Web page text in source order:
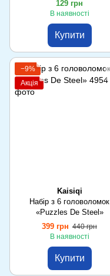
129 грн
В наявності
Купити
−9%
Акція
Kaisiqi
Набір з 6 головоломок
«Puzzles De Steel»
399 грн 440 грн
В наявності
Купити